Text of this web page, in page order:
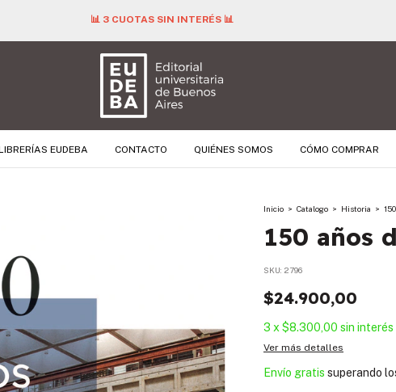
📊 3 CUOTAS SIN INTERÉS 📊
EUDEBA CONTACTO QUIÉNES SOMOS CÓMO COMPRAR
Inicio > Catalogo > Historia >
150 años
SKU: 2796
$24.900,00
3 x $8.300,00 sin interés
Ver más detalles
Envío gratis superando